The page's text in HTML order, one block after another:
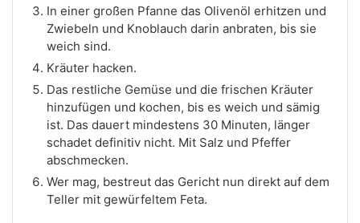
In einer großen Pfanne das Olivenöl erhitzen und
Zwiebeln und Knoblauch darin anbraten, bis sie
weich sind.
Kräuter hacken.
Das restliche Gemüse und die frischen Kräuter
hinzufügen und kochen, bis es weich und sämig
ist. Das dauert mindestens 30 Minuten, länger
schadet definitiv nicht. Mit Salz und Pfeffer
abschmecken.
Wer mag, bestreut das Gericht nun direkt auf dem
Teller mit gewürfeltem Feta.